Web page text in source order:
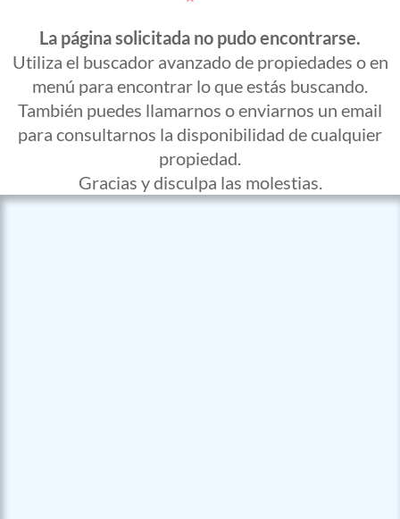
La página solicitada no pudo encontrarse.
Utiliza el buscador avanzado de propiedades o en
menú para encontrar lo que estás buscando.
También puedes llamarnos o enviarnos un email
para consultarnos la disponibilidad de cualquier
propiedad.
Gracias y disculpa las molestias.